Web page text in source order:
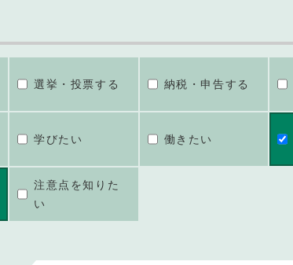
選挙・投票する 納税・申告する
学びたい 働きたい
注意点を知りた
い